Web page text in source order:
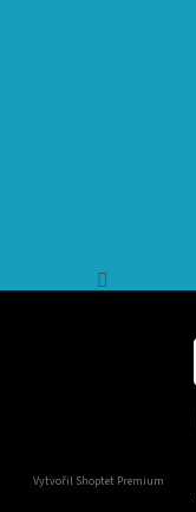
Vytvořil Shoptet Premium